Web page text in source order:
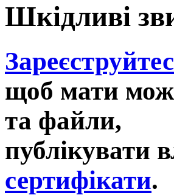
Шкідливі
щоб мати
та файли,
публікувати
сертифікати.